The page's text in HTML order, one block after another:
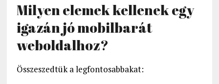
Milyen elemek kellenek egy
igazán jó mobilbarát
weboldalhoz?
Összeszedtük a legfontosabbakat: